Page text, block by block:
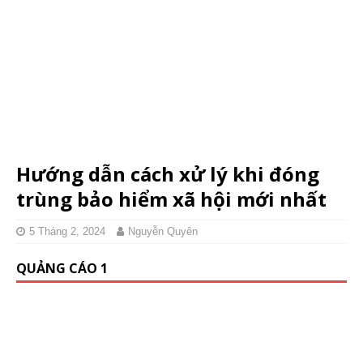
Hướng dẫn cách xử lý khi đóng
trùng bảo hiểm xã hội mới nhất
5 Tháng 2, 2024 Nguyễn Quyên
QUẢNG CÁO 1